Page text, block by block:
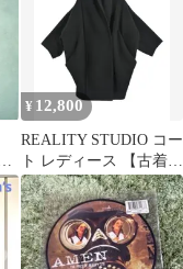
¥ 12,800
REALITY STUDIO コー
ト レディース 【古着】
【中古】【送料無料】